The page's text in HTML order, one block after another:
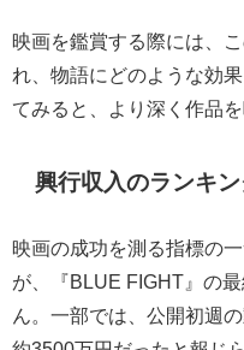
映画を鑑賞する際には、
れ、物語にどのような効
てみると、より深く作品
興行収入のランキ
映画の成功を測る指標の
が、『BLUE FIGHT』の
ん。一部では、公開初週